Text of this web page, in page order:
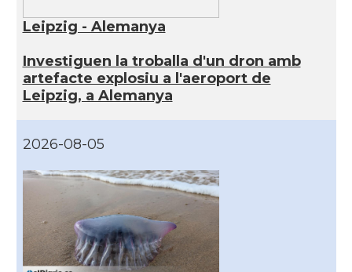
Leipzig - Alemanya
Investiguen la troballa d'un dron amb
artefacte explosiu a l'aeroport de
Leipzig, a Alemanya
2026-08-05